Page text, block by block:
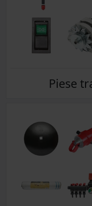
Piese